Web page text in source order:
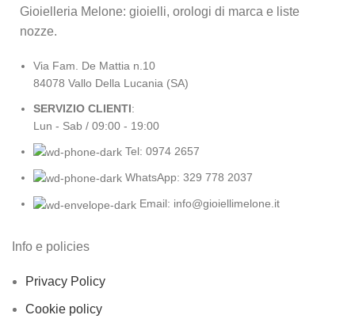
Gioielleria Melone: gioielli, orologi di marca e liste
nozze.
Via Fam. De Mattia n.10
84078 Vallo Della Lucania (SA)
SERVIZIO CLIENTI:
Lun - Sab / 09:00 - 19:00
Tel: 0974 2657
WhatsApp: 329 778 2037
Email: info@gioiellimelone.it
Info e policies
Privacy Policy
Cookie policy